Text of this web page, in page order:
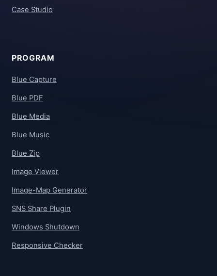
Case Studio
PROGRAM
Blue Capture
Blue PDF
Blue Media
Blue Music
Blue Zip
Image Viewer
Image-Map Generator
SNS Share Plugin
Windows Shutdown
Responsive Checker